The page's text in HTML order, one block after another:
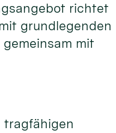
richtet
grundlegenden
mit
tragfähigen